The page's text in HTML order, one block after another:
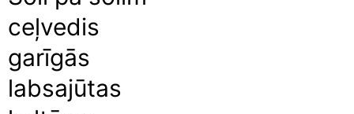
ceļvedis
garīgās
labsajūtas